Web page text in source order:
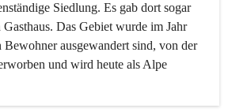
Siedlung. Es gab dort sogar
Das Gebiet wurde im Jahr
Bewohner ausgewandert sind, von der
und wird heute als Alpe